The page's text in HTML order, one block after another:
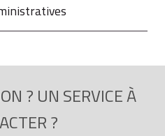
? UN SERVICE À
?